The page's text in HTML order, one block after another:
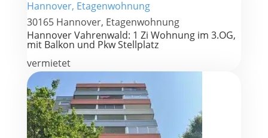
30165 Hannover, Etagenwohnung
Hannover Vahrenwald: 1 Zi Wohnung im 3.OG,
mit Balkon und Pkw Stellplatz
vermietet